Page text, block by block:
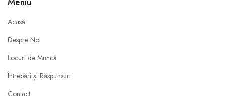
Acasă
Despre Noi
Locuri de Muncă
Întrebări și Răspunsuri
Contact